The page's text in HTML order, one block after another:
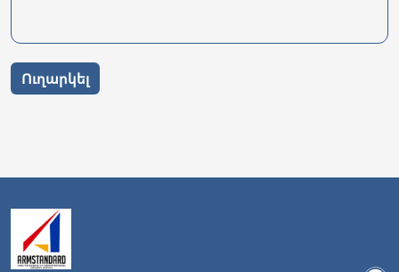
Ուղարկել